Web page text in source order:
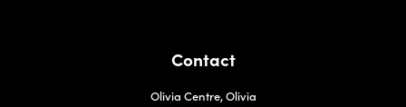
Contact
Olivia Centre, Olivia